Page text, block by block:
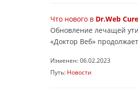
Что нового в Dr.Web
Обновление лечащей
«Доктор Веб»
Изменен: 06.02.2023
Путь: Новости